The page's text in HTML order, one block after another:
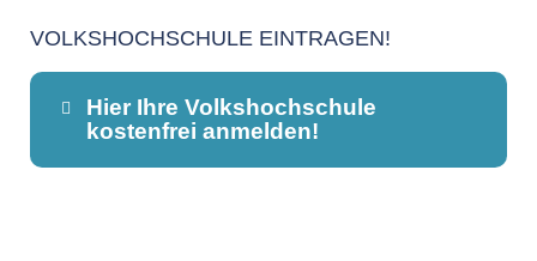
VOLKSHOCHSCHULE EINTRAGEN!
Hier Ihre Volkshochschule
kostenfrei anmelden!